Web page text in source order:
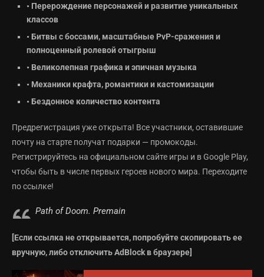
• Перерождение персонажей и развитие уникальных
классов
• Битвы с боссами, масштабные PvP-сражения и
полноценный ролевой отыгрыш
• Великолепная графика и эпичная музыка
• Механики крафта, романтики и кастомизации
• Бездонное количество контента
Предрегистрация уже открыта! Все участники, оставившие
почту на старте получат подарки — промокоды.
Регистрируйтесь на официальном сайте игры и в Google Play,
чтобы быть в числе первых героев нового мира. Переходите
по ссылке!
Path of Doom. Premain
[Если ссылка не открывается, попробуйте скопировать ее
вручную, либо отключить AdBlock в браузере]